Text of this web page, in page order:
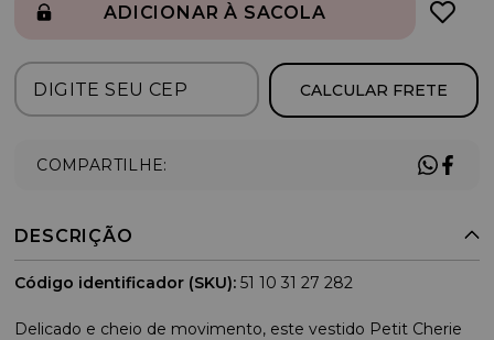
ADICIONAR À SACOLA
CALCULAR FRETE
COMPARTILHE:
DESCRIÇÃO
Código identificador (SKU): 51 10 31 27 282
Delicado e cheio de movimento, este vestido Petit Cherie